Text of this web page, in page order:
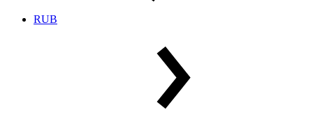
RUB